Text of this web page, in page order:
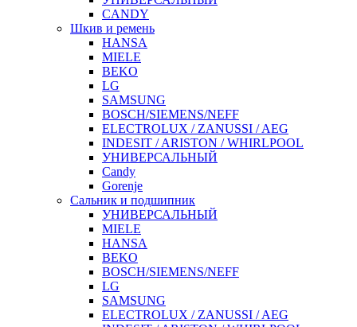
CANDY
Шкив и ремень
HANSA
MIELE
BEKO
LG
SAMSUNG
BOSCH/SIEMENS/NEFF
ELECTROLUX / ZANUSSI / AEG
INDESIT / ARISTON / WHIRLPOOL
УНИВЕРСАЛЬНЫЙ
Candy
Gorenje
Сальник и подшипник
УНИВЕРСАЛЬНЫЙ
MIELE
HANSA
BEKO
BOSCH/SIEMENS/NEFF
LG
SAMSUNG
ELECTROLUX / ZANUSSI / AEG